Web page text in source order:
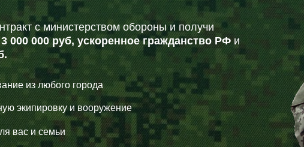
с министерством обороны и получи
3 000 000 руб, ускоренное гражданство РФи
из любого города
экипировку и вооружение
вас и семьи